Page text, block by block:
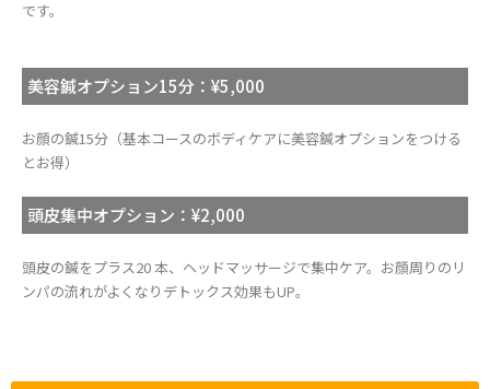
です。
美容鍼オプション15分：¥5,000
お顔の鍼15分（基本コースのボディケアに美容鍼オプションをつける
とお得）
頭皮集中オプション：¥2,000
頭皮の鍼をプラス20 本、ヘッドマッサージで集中ケア。お顔周りのリ
ンパの流れがよくなりデトックス効果もUP。